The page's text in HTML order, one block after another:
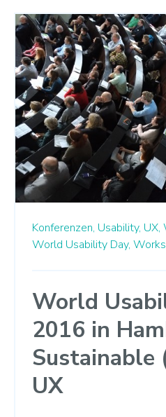
Konferenzen, Usability, UX,
World Usability Day,
World
2016 in
Sustainable
UX